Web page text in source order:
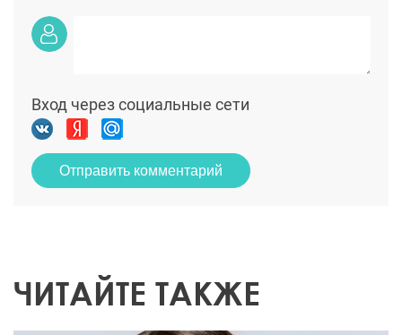
Вход через социальные сети
Отправить комментарий
ЧИТАЙТЕ ТАКЖЕ